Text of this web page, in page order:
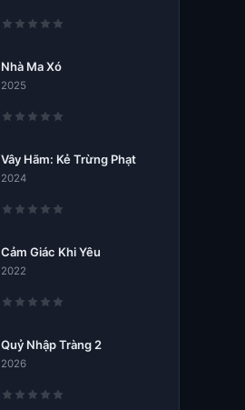
Nhà Ma Xó
2025
Vây Hãm: Kẻ Trừng Phạt
2024
Cảm Giác Khi Yêu
2022
Quỷ Nhập Tràng 2
2026